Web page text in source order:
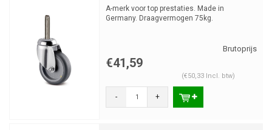
A-merk voor top prestaties. Made in
Germany. Draagvermogen 75kg.
€41,59
(€50,33 Incl. btw)
- +